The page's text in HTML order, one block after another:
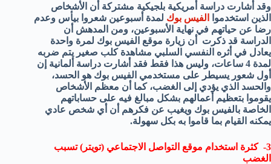
وقد أشارت دراسة أمريكية بلجيكية مشتركة أن الأشخاص
الذين استخدموا
الفيس بوك لمدة أسبوعين شعروا بيأس وعدم
رضا عن حياتهم في نهاية الأسبوعين، ومن المدهش أن
الدراسة قد ذكرت أن زيارة موقع الفيس بوك لمرة واحدة
يعادل في أثره النفسي السلبي مشاهدة كلب صغير يتم ضربه
لمدة 4 ساعات، وليس هذا فقط فقد أشارت دراسة ألمانية إن
أول شعور يسيطر على مستخدمي الفيس بوك هو الحسد،
والحسد الذي يؤدي إلى الغضب، كما أن معظم الأشخاص
يقوموا بتعظيم أعمالهم بشكل مبالغ فيه على حساباتهم
الخاصة بالفيس بوك ويغيب عن فكرهم أن أي شخص عادي
يمكنه القيام بما قاموا به بكل سهولة.
3- كثرة استخدام موقع التواصل الاجتماعي (تويتر) تسبب
الغضب